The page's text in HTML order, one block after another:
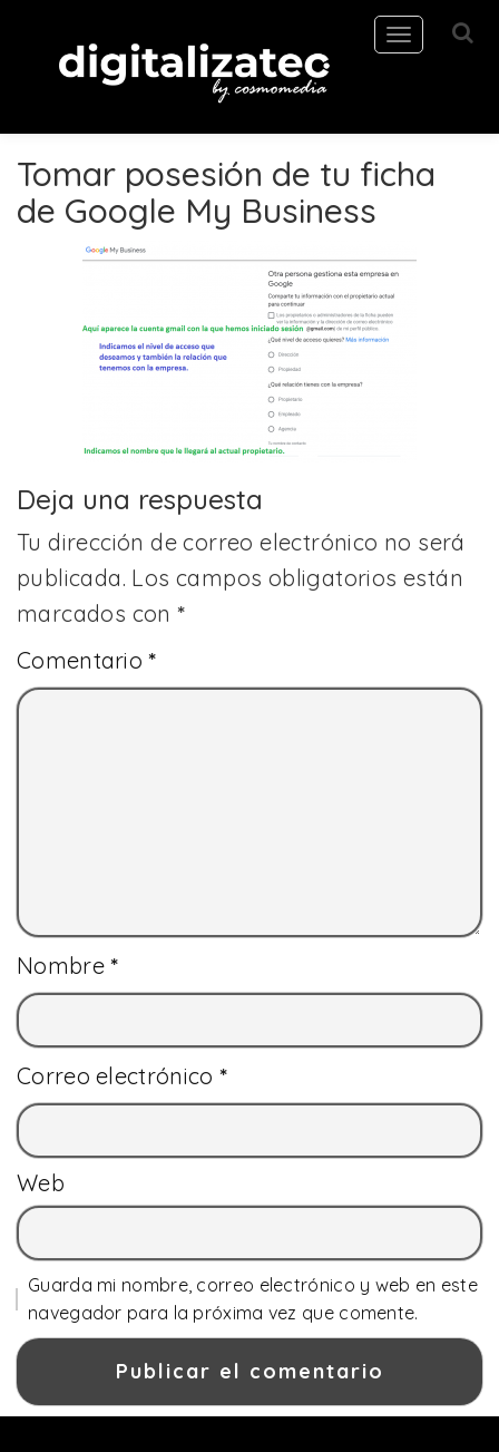
Toggle
navigation
Tomar posesión de tu ficha
de Google My Business
Deja una respuesta
Tu dirección de correo electrónico no será
publicada. Los campos obligatorios están
marcados con*
Comentario*
Nombre*
Correo electrónico *
Web
Guarda mi nombre, correo electrónico y web en este
navegador para la próxima vez que comente.